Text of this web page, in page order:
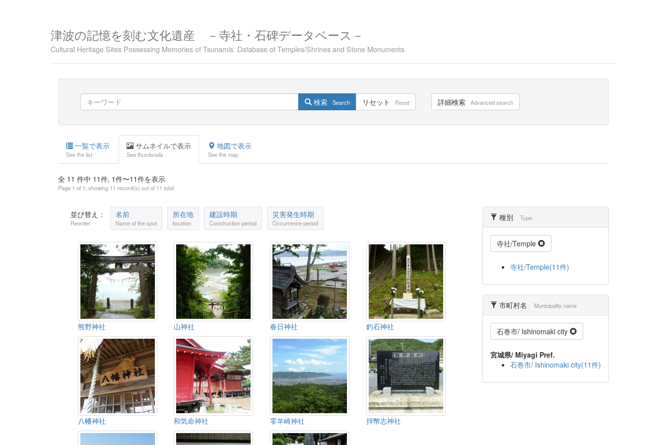
津波の記憶を刻む文化遺産 －寺社・石碑データベース－
Cultural Heritage Sites Possessing Memories of Tsunamis: Database of Temples/Shrines and Stone Monuments
検索 Search リセット Reset 詳細検索 Advanced search
一覧で表示
See the list
サムネイルで表示
See thumbnails
地図で表示
See the map
全 11 件中 11件, 1件〜11件を表示
Page 1 of 1, showing 11 record(s) out of 11 total
並び替え：
Reorder
名前
Name of the spot
所在地
location
建設時期
Construction period
災害発生時期
Occurrence period
熊野神社 山神社 春日神社 釣石神社
八幡神社 和気命神社 零羊崎神社 拝幣志神社
種別 Type
寺社/Temple
寺社/Temple(11件)
市町村名 Municipality name
石巻市/ Ishinomaki city
宮城県/ Miyagi Pref.
石巻市/ Ishinomaki city(11件)